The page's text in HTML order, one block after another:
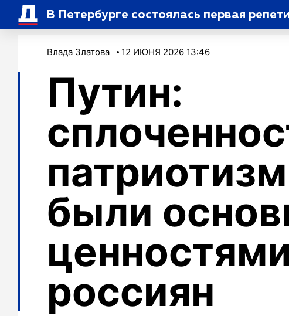
В Петербурге состоялась первая
Влада Златова 12 ИЮНЯ 2026 13:46
Путин:
были
россиян